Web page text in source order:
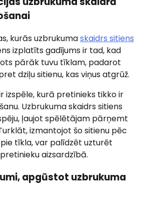
kurās uzbrukumaskaidrs sitiens
izplatīts gadījums ir tad, kad
pārāk tuvu tīklam, padarot
dziļu sitienu, kas viņus atgrūž.
izspēle, kurā pretinieks tikko ir
Uzbrukuma skaidrs sitiens
ļaujot spēlētājam pārņemt
izmantojot šo sitienu pēc
tīkla, var palīdzēt uzturēt
aizsardzībā.
apgūstot uzbrukuma